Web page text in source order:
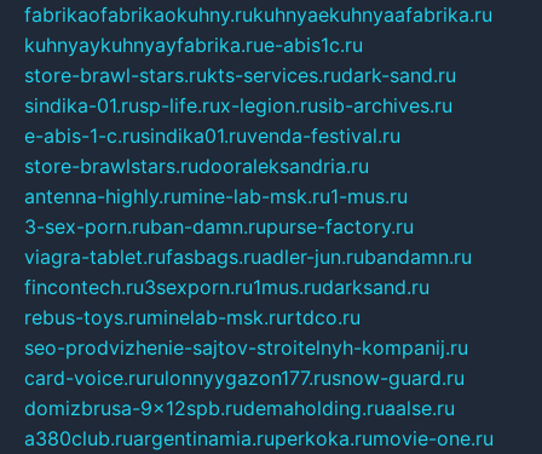
fabrikaofabrikaokuhny.rukuhnyaekuhnyaafabrika.ru
kuhnyaykuhnyayfabrika.rue-abis1c.ru
store-brawl-stars.rukts-services.rudark-sand.ru
sindika-01.rusp-life.rux-legion.rusib-archives.ru
e-abis-1-c.rusindika01.ruvenda-festival.ru
store-brawlstars.rudooraleksandria.ru
antenna-highly.rumine-lab-msk.ru1-mus.ru
3-sex-porn.ruban-damn.rupurse-factory.ru
viagra-tablet.rufasbags.ruadler-jun.rubandamn.ru
fincontech.ru3sexporn.ru1mus.rudarksand.ru
rebus-toys.ruminelab-msk.rurtdco.ru
seo-prodvizhenie-sajtov-stroitelnyh-kompanij.ru
card-voice.rurulonnyygazon177.rusnow-guard.ru
domizbrusa-9x12spb.rudemaholding.ruaalse.ru
a380club.ruargentinamia.ruperkoka.rumovie-one.ru